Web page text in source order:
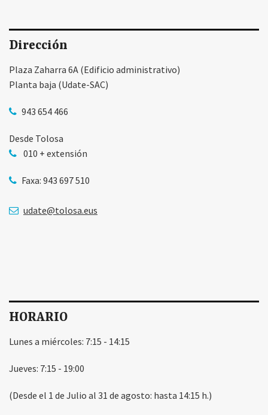
Dirección
Plaza Zaharra 6A (Edificio administrativo)
Planta baja (Udate-SAC)
943 654 466
Desde Tolosa
010 + extensión
Faxa: 943 697 510
udate@tolosa.eus
HORARIO
Lunes a miércoles: 7:15 - 14:15
Jueves: 7:15 - 19:00
(Desde el 1 de Julio al 31 de agosto: hasta 14:15 h.)